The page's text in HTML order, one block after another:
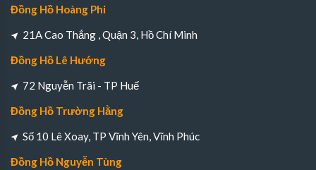
Đồng Hồ Hoàng Phi
21A Cao Thắng , Quận 3, Hồ Chí Minh
Đồng Hồ Lê Hướng
72 Nguyễn Trãi - TP Huế
Đồng Hồ Trường Hằng
Số 10 Lê Xoay, TP Vĩnh Yên, Vĩnh Phúc
Đồng Hồ Nguyễn Tùng